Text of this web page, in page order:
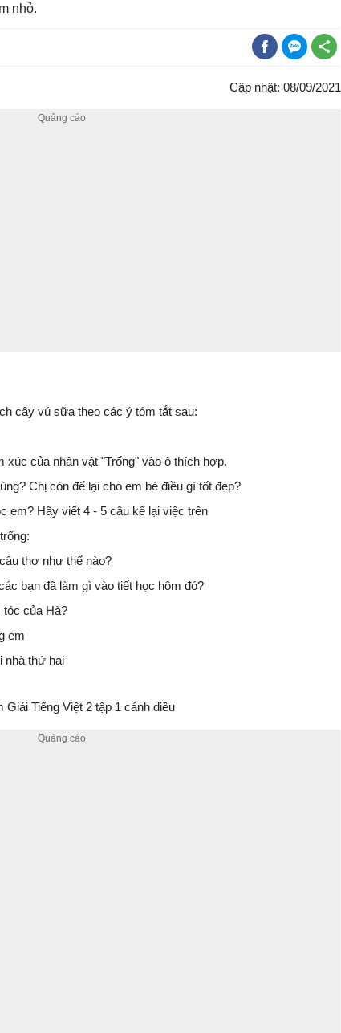
nhỏ.
Cập nhật: 08/09/2021
cây vú sữa theo các ý tóm tắt sau:
của nhân vật "Trống" vào ô thích hợp.
Chị còn để lại cho em bé điều gì tốt đẹp?
em? Hãy viết 4 - 5 câu kể lại việc trên
thơ như thế nào?
bạn đã làm gì vào tiết học hôm đó?
tóc của Hà?
em
nhà thứ hai
Giải Tiếng Việt 2 tập 1 cánh diều